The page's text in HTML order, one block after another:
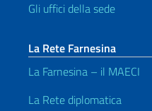
Gli uffici della sede
La Rete Farnesina
La Farnesina – il MAECI
La Rete diplomatica